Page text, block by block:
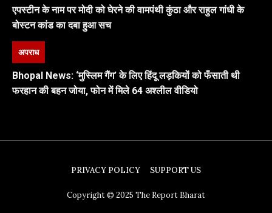
एपस्टीन के नाम पर मोदी को घेरने की वामपंथी कुंठा और राहुल गांधी के
बोस्टन कांड का दबा हुआ सच
अपराध
Bhopal News: ‘मुस्लिम गैंग’ के लिए हिंदू लड़कियों को फँसाती थी
फरहान की बहन जोया, फोन में मिले 64 अश्लील वीडियो
PRIVACY POLICY SUPPORT US
Copyright © 2025 The Report Bharat